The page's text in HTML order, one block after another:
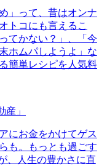
」って、昔はオンナ
トコにも言えるこ
てかない？」、「今
ホムパしようよ」な
簡単レシピを人気料
」
にお金をかけてゲス
も。もっとも過ごす
、人生の豊かさに直